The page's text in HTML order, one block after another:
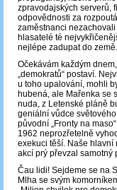
zpravodajských serverů,
odpovědnosti za
zaměstnanci
hlasatelé té
nejlépe zadupat do
Očekávám každým
„demokratů“ postaví.
u toho upalování, mohli
hubená, ale Mařenka se
nuda, z Letenské pláně
geniální vůdce
původní „Fronty na
1962 neprozřetelně
exekuci těší. Naše hlavní
akcí prý převzal samotný
Čau lidi! Sejdeme se na
Mlha se svým